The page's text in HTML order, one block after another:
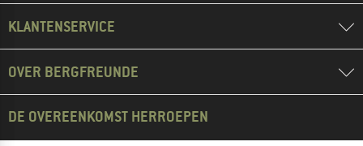
KLANTENSERVICE
OVER BERGFREUNDE
DE OVEREENKOMST HERROEPEN